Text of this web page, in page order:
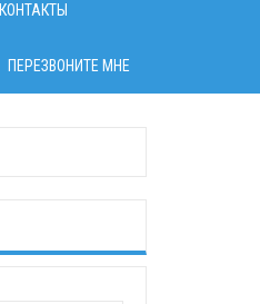
КОНТАКТЫ
ПЕРЕЗВОНИТЕ МНЕ